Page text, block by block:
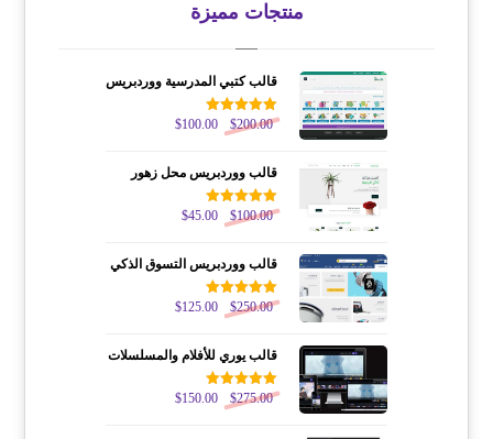
منتجات مميزة
قالب كتبي المدرسية ووردبريس
تم التقييم
من 5
$200.00
$100.00
قالب ووردبريس محل زهور
تم التقييم
من 5
$100.00
$45.00
قالب ووردبريس التسوق الذكي
تم التقييم
من 5
$250.00
$125.00
قالب يوري للأفلام والمسلسلات
تم التقييم
من 5
$275.00
$150.00